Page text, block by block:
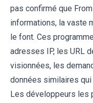
pas confirmé que
informations, la vaste
le font. Ces
adresses IP, les URL
visionnées, les
données similaires
Les développeurs les